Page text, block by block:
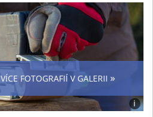
VÍCE FOTOGRAFIÍ V GALERII »
i
Foto: